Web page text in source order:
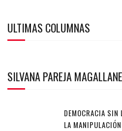
ULTIMAS COLUMNAS
SILVANA PAREJA
DEMOCRACIA SIN
LA MANIPULACIÓN